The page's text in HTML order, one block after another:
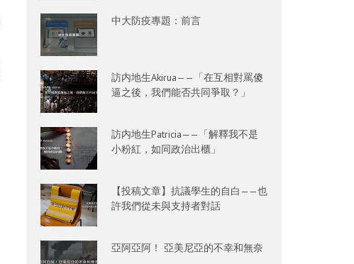
中大防疫專題：前言
訪内地生Akirua——「在互相對罵傻
逼之後，我們能否共同爭取？」
訪内地生Patricia——「解釋我不是
小粉紅，如同政治出櫃」
【投稿文章】抗議學生的自白——也
許我們從未與支持者對話
亞阿亞阿！ 亞美尼亞的不幸和無奈